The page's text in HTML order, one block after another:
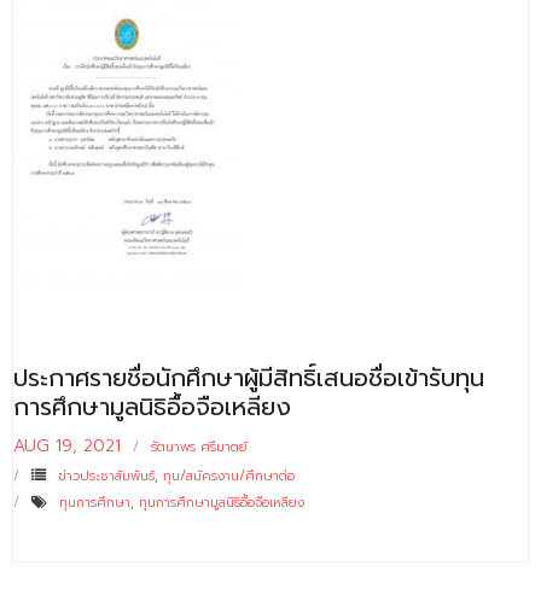
ประกาศรายชื่อนักศึกษาผู้มีสิทธิ์เสนอชื่อเข้ารับทุน
การศึกษามูลนิธิอื้อจือเหลียง
AUG 19, 2021
รัตนาพร ศรีมาตย์
ข่าวประชาสัมพันธ์, ทุน/สมัครงาน/ศึกษาต่อ
ทุนการศึกษา, ทุนการศึกษามูลนิธิอื้อจือเหลียง